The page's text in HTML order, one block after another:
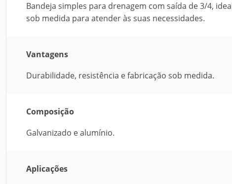
Bandeja simples para drenagem com saída de 3/4,
sob medida para atender às suas necessidades.
Vantagens
Durabilidade, resistência e fabricação sob medida.
Composição
Galvanizado e alumínio.
Aplicações